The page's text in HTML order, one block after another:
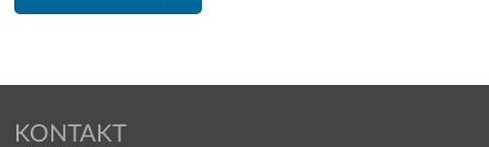
KONTAKT